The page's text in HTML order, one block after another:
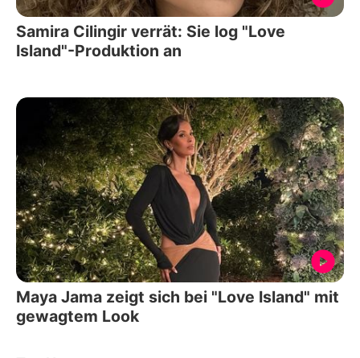
Samira Cilingir verrät: Sie log "Love
Island"-Produktion an
Maya Jama zeigt sich bei "Love Island" mit
gewagtem Look